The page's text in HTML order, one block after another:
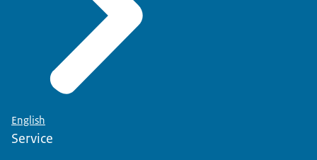
English
Service